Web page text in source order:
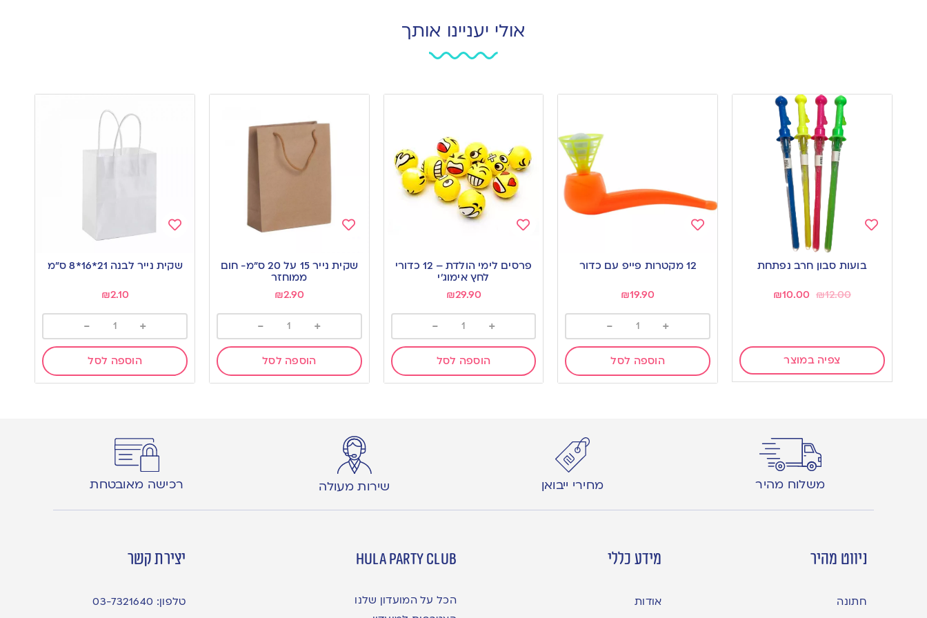
אולי יעניינו אותך
בועות סבון חרב נפתחת
₪12.00
₪10.00
צפיה במוצר
to
12 מקטרות פייפ עם כדור
₪19.90
+
-
הוספה לסל
to
פרסים לימי הולדת – 12 כדורי
לחץ אימוג׳י
₪29.90
+
-
הוספה לסל
to
wishlist
שקית נייר 15 על 20 ס”מ- חום
ממוחזר
₪2.90
+
-
הוספה לסל
to
wishlist
שקית נייר לבנה 21*16*8 ס”מ
₪2.10
+
-
הוספה לסל
משלוח מהיר מחירי ייבואן שירות מעולה רכישה מאובטחת
ניווט מהיר
חתונה
מידע כללי
אודות
hula party club
הכל על המועדון שלנו
יצירת קשר
טלפון: 03-7321640